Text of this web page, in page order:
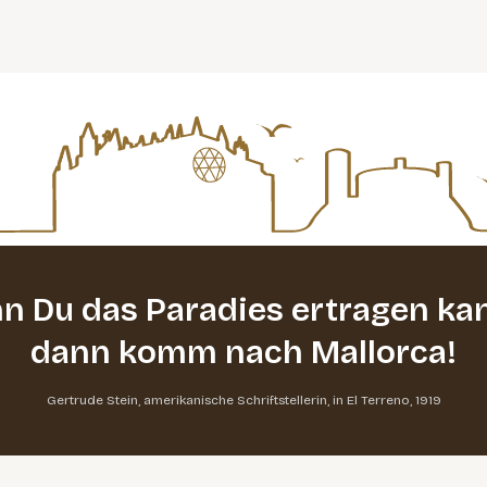
Du das Paradies ertragen
dann komm nach Mallorca!
Gertrude Stein, amerikanische Schriftstellerin, in El Terreno, 1919